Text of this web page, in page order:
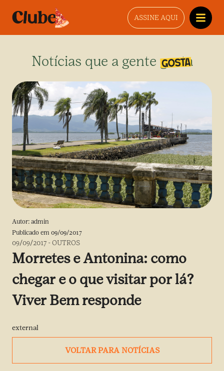
ASSINE AQUI
Notícias que a gente gosta
Autor: admin
Publicado em 09/09/2017
09/09/2017 -OUTROS
Morretes e Antonina: como
chegar e o que visitar por lá?
Viver Bem responde
external
VOLTAR PARA NOTÍCIAS